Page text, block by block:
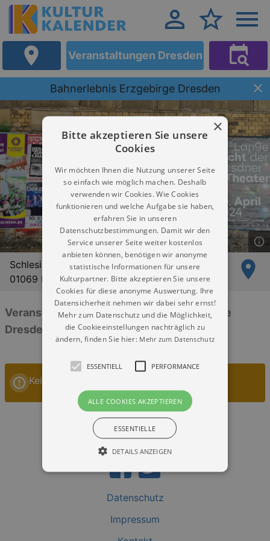
Veranstaltungen Dresden
Bahnerlebnis Erzgebirge Dresden
Schlesischer Platz 1
01069 Dresden
Veranstaltungen: „Bahnerlebnis Erzgebirge
Dresden“
Keine Veranstaltungen
Datenschutz
Impressum
×
Bitte akzeptieren Sie unsere
Cookies
Wir möchten Ihnen die Nutzung unserer Seite
so einfach wie möglich machen. Deshalb
verwenden wir Cookies. Wie Cookies
funktionieren und welche Aufgabe sie haben,
erfahren Sie in unseren
Datenschutzbestimmungen. Damit wir den
Service unserer Seite weiter kostenlos
anbieten können, benötigen wir anonyme
statistische Informationen für unsere
Kulturpartner. Bitte akzeptieren Sie unsere
Cookies für diese anonyme Auswertung. Ihre
Datensicherheit nehmen wir dabei sehr ernst!
Mehr zum Datenschutz und die Möglichkeit,
die Cookieeinstellungen nachträglich zu
ändern, finden Sie hier: Mehr zum Datenschutz
ESSENTIELL PERFORMANCE
ALLE COOKIES AKZEPTIEREN
ESSENTIELLE
DETAILS ANZEIGEN
Essentiell Performance
Essentielle Cookies werden für die
gebraucht. Zum Beispiel für das Login in Ihren